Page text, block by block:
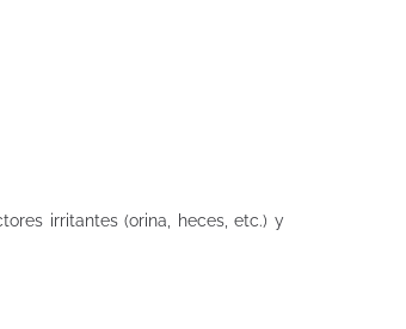
irritantes (orina, heces, etc.) y